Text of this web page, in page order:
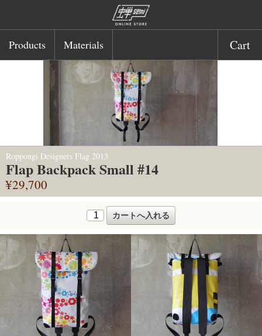
Products Materials Cart
Roppongi Designers Flag 2013
Flap Backpack Small #14
¥29,700